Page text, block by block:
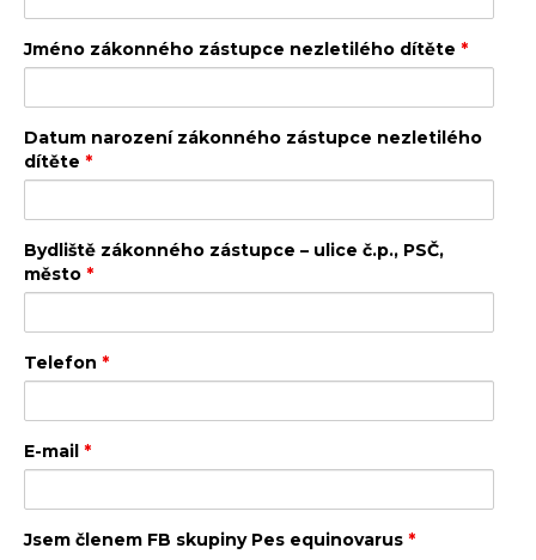
Jméno zákonného zástupce nezletilého dítěte *
Datum narození zákonného zástupce nezletilého
dítěte *
Bydliště zákonného zástupce – ulice č.p., PSČ,
město *
Telefon *
E-mail *
Jsem členem FB skupiny Pes equinovarus *